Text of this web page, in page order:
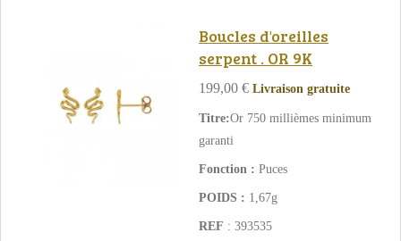
Boucles d'oreilles
serpent . OR 9K
199,00 € Livraison gratuite
Titre:Or 750 millièmes minimum
garanti
Fonction : Puces
POIDS : 1,67g
REF : 393535